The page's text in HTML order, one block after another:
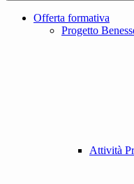
Offerta formativa
Progetto
Attività